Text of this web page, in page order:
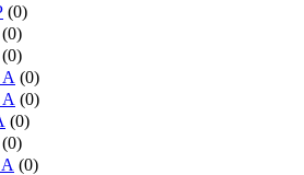
(0)
(0)
(0)
А (0)
А (0)
(0)
(0)
А (0)